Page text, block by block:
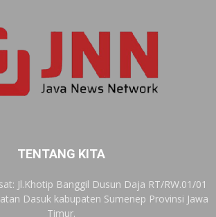
TENTANG KITA
Jl.Khotip Banggil Dusun Daja RT/RW.01/01
Dasuk kabupaten Sumenep Provinsi Jawa
Timur.